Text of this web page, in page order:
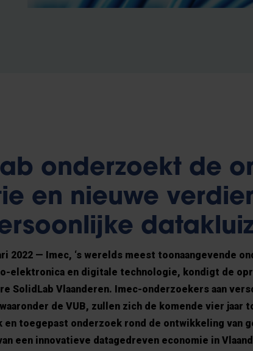
onderzoekt de
en nieuwe
2022 — Imec, ‘s werelds meest toonaangevende
elektronica en digitale technologie, kondigt de
SolidLab Vlaanderen. Imec-onderzoekers aan
de VUB, zullen zich de komende vier jaar
en toegepast onderzoek rond de ontwikkeling van
een innovatieve datagedreven economie in